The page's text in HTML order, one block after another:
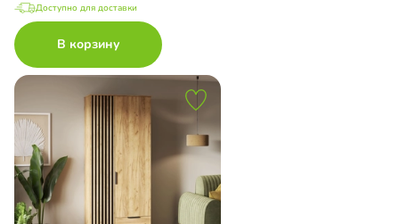
Доступно для доставки
В корзину